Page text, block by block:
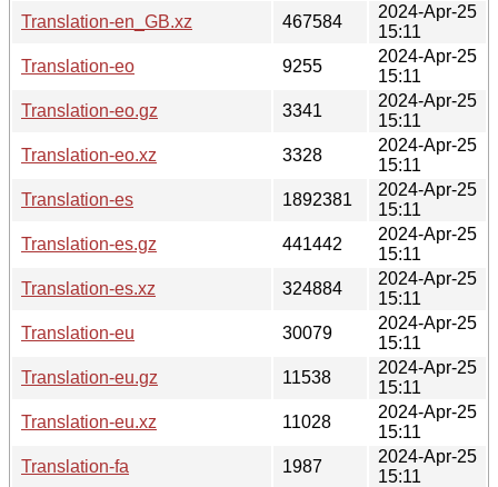
Translation-en_GB.xz
467584
2024-Apr-25
15:11
Translation-eo
9255
2024-Apr-25
15:11
Translation-eo.gz
3341
2024-Apr-25
15:11
Translation-eo.xz
3328
2024-Apr-25
15:11
Translation-es
1892381
2024-Apr-25
15:11
Translation-es.gz
441442
2024-Apr-25
15:11
Translation-es.xz
324884
2024-Apr-25
15:11
Translation-eu
30079
2024-Apr-25
15:11
Translation-eu.gz
11538
2024-Apr-25
15:11
Translation-eu.xz
11028
2024-Apr-25
15:11
Translation-fa
1987
2024-Apr-25
15:11